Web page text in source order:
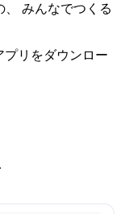
、 みんなでつくる
プリをダウンロー